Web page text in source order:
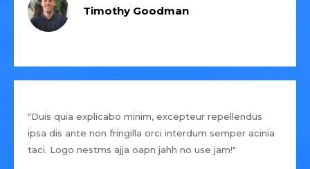
Timothy Goodman
"Duis quia explicabo minim, excepteur repellendus
ipsa dis ante non fringilla orci interdum semper acinia
taci. Logo nestms ajja oapn jahh no use jam!"